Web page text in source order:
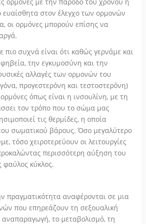
ευαίσθητα στον έλεγχο των ορμονών
οι ορμόνες μπορούν επίσης να
συχνά είναι ότι καθώς γερνάμε και
την εγκυμοσύνη και την
αλλαγές των ορμονών του
προγεστερόνη και τεστοστερόνη)
όπως είναι η ινσουλίνη, με τη
τον τρόπο που το σώμα μας
τις θερμίδες, η οποία
σωματικού βάρους. Όσο μεγαλύτερο
τόσο χειροτερεύουν οι λειτουργίες
περισσότερη αύξηση του
φαύλος κύκλος.
πραγματικότητα αναφέρονται σε μια
που επηρεάζουν τη σεξουαλική
αναπαραγωγή, το μεταβολισμό, τη